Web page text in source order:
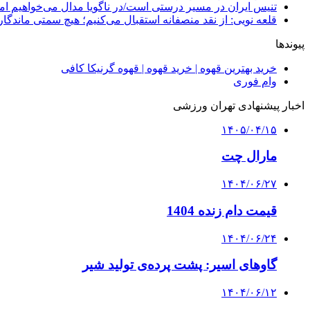
تنیس ایران در مسیر درستی است/در ناگویا مدال می‌خواهیم
قلعه نویی: از نقد منصفانه استقبال می‌کنیم؛ هیچ سمتی
پیوندها
خرید بهترین قهوه | خرید قهوه | قهوه گرنیکا کافی
وام فوری
اخبار پیشنهادی تهران ورزشی
۱۴۰۵/۰۴/۱۵
مارال چت
۱۴۰۴/۰۶/۲۷
قیمت دام زنده 1404
۱۴۰۴/۰۶/۲۴
گاوهای اسیر: پشت پرده‌ی تولید شیر
۱۴۰۴/۰۶/۱۲